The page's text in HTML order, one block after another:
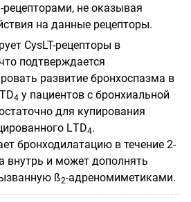
-рецепторами, не оказывая
на данные рецепторы.
CysLT-рецепторы в
подтверждается
развитие бронхоспазма в
4 у пациентов с бронхиальной
для купирования
LТD4.
бронходилатацию в течение 2-
внутрь и может дополнять
ß2-адреномиметиками.